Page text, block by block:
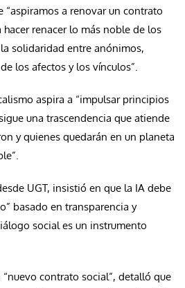
“aspiramos a renovar un contrato
renacer lo más noble de los
solidaridad entre anónimos,
los afectos y los vínculos”.
aspira a “impulsar principios
una trascendencia que atiende
y quienes quedarán en un planeta
UGT, insistió en que la IA debe
basado en transparencia y
social es un instrumento
contrato social”, detalló que